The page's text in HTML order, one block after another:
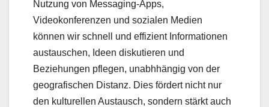
Nutzung von Messaging-Apps,
Videokonferenzen und sozialen Medien
können wir schnell und effizient Informationen
austauschen, Ideen diskutieren und
Beziehungen pflegen, unabhhängig von der
geografischen Distanz. Dies fördert nicht nur
den kulturellen Austausch, sondern stärkt auch